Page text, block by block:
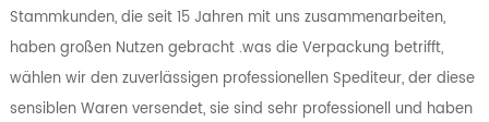
Stammkunden, die seit 15 Jahren mit uns zusammenarbeiten,
haben großen Nutzen gebracht .was die Verpackung betrifft,
wählen wir den zuverlässigen professionellen Spediteur, der diese
sensiblen Waren versendet, sie sind sehr professionell und haben